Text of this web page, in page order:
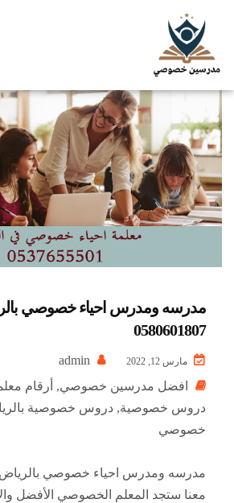
مدرسه ومدرس احياء خصوصي
0580601807
مارس 12, 2022
افضل مدرسين خصوصي, أرقام
دروس خصوصية, دروس خصوصية
خصوصي
معنا ستجد المعلم الخصوصي الأفضل